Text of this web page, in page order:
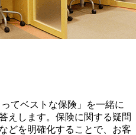
ってベストな保険」を一緒に
えします。保険に関する疑問
どを明確化することで、お客